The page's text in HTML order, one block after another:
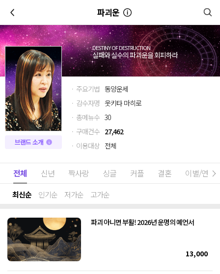
파괴운
DESTINY OF DESTRUCTION
실패와 실수의 파괴운을 회피하라
브랜드 소개
· 주요기법 동양운세
· 감수자명 웃키타 마히로
· 총메뉴수 30
· 구매건수 27,462
· 이용대상 전체
전체 신년 짝사랑 싱글 커플 결혼 이별/연애
최신순 인기순 저가순 고가순
파괴 아니면 부활! 2026년 운명의 예언서
13,000